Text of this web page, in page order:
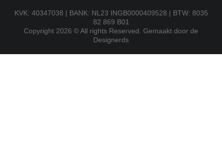
KVK: 40347038 | BANK: NL23 INGB0000409528 | BTW: 8035
82 869 B01
Copyright 2026 © All rights Reserved. Gemaakt door de
Designerds